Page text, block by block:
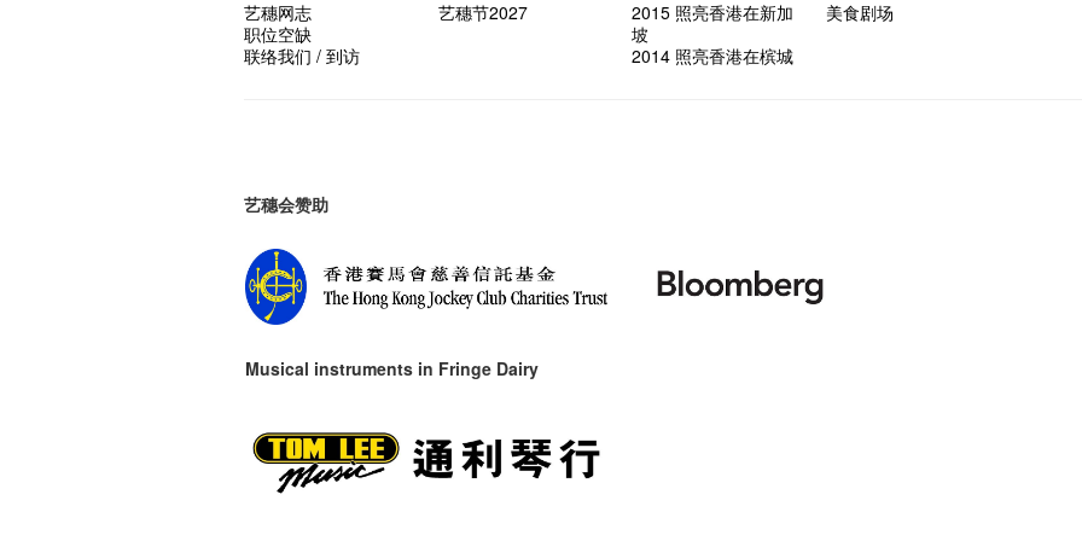
艺穗网志
职位空缺
联络我们 / 到访
艺穗节2027
2015 照亮香港在新加
坡
2014 照亮香港在槟城
美食剧场
艺穗会赞助
Musical instruments in Fringe Dairy